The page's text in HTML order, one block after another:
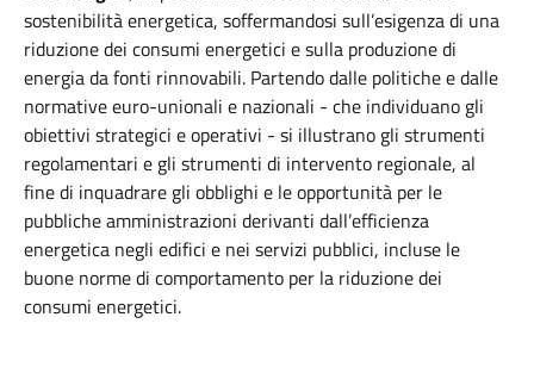
sostenibilità energetica, soffermandosi sull’esigenza di una
riduzione dei consumi energetici e sulla produzione di
energia da fonti rinnovabili. Partendo dalle politiche e dalle
normative euro-unionali e nazionali - che individuano gli
obiettivi strategici e operativi - si illustrano gli strumenti
regolamentari e gli strumenti di intervento regionale, al
fine di inquadrare gli obblighi e le opportunità per le
pubbliche amministrazioni derivanti dall’efficienza
energetica negli edifici e nei servizi pubblici, incluse le
buone norme di comportamento per la riduzione dei
consumi energetici.